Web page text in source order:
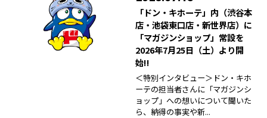
「ドン・キホーテ」内（渋谷本
店・池袋東口店・新世界店）に
「マガジンショップ」常設を
2026年7月25日（土）より開
始!!
＜特別インタビュー＞ドン・キホ
ーテの担当者さんに「マガジンシ
ョップ」への想いについて聞いた
ら、納得の事実や新...